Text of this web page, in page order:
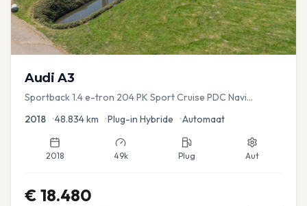
Audi A3
Sportback 1.4 e-tron 204 PK Sport Cruise PDC Navi
2018 •48.834km •Plug-in Hybride •Automaat
2018 49k Plug Aut
€ 18.480